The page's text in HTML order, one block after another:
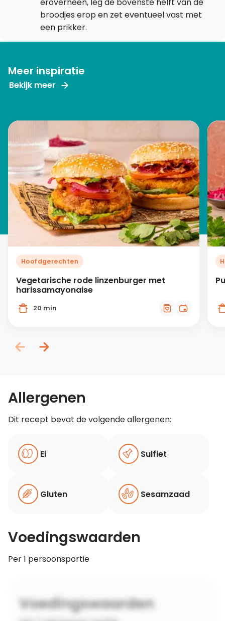
broodjes erop en zet eventueel vast met
een prikker.
Meer inspiratie
Bekijk meer
Hoofdgerechten
Vegetarische rode linzenburger met
harissamayonaise
20 min
Allergenen
Dit recept bevat de volgende allergenen:
Ei Sulfiet
Gluten Sesamzaad
Voedingswaarden
Per 1 persoonsportie